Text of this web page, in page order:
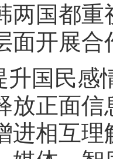
两国都
面开展
升国民感
放正面
进相互